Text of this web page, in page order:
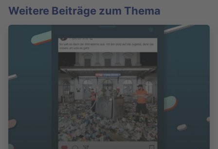
Weitere Beiträge zum Thema